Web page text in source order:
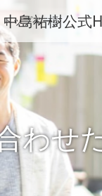
中島祐樹公
トップページ
わせ